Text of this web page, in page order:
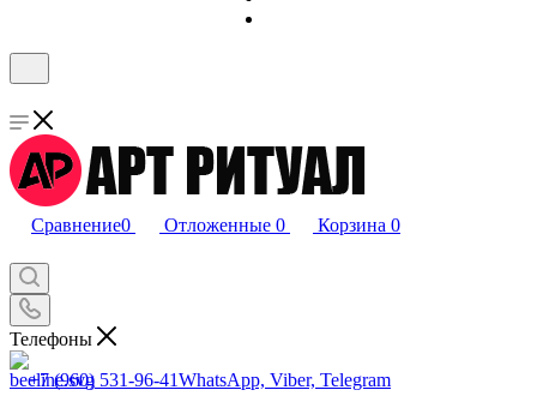
Сравнение0 Отложенные 0 Корзина 0
Телефоны
+7 (960) 531-96-41WhatsApp, Viber, Telegram